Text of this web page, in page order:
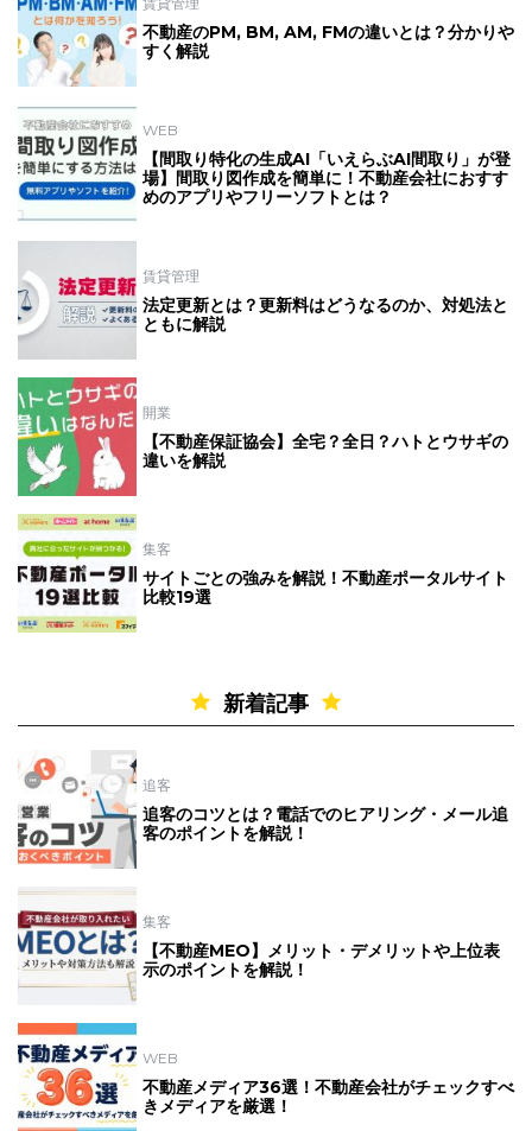
不動産のPM, BM, AM, FMの違いとは？分かりや
すく解説
WEB
【間取り特化の生成AI「いえらぶAI間取り」が登
場】間取り図作成を簡単に！不動産会社におすす
めのアプリやフリーソフトとは？
賃貸管理
法定更新とは？更新料はどうなるのか、対処法と
ともに解説
開業
【不動産保証協会】全宅？全日？ハトとウサギの
違いを解説
集客
サイトごとの強みを解説！不動産ポータルサイト
比較19選
新着記事
追客
追客のコツとは？電話でのヒアリング・メール追
客のポイントを解説！
集客
【不動産MEO】メリット・デメリットや上位表
示のポイントを解説！
WEB
不動産メディア36選！不動産会社がチェックすべ
きメディアを厳選！